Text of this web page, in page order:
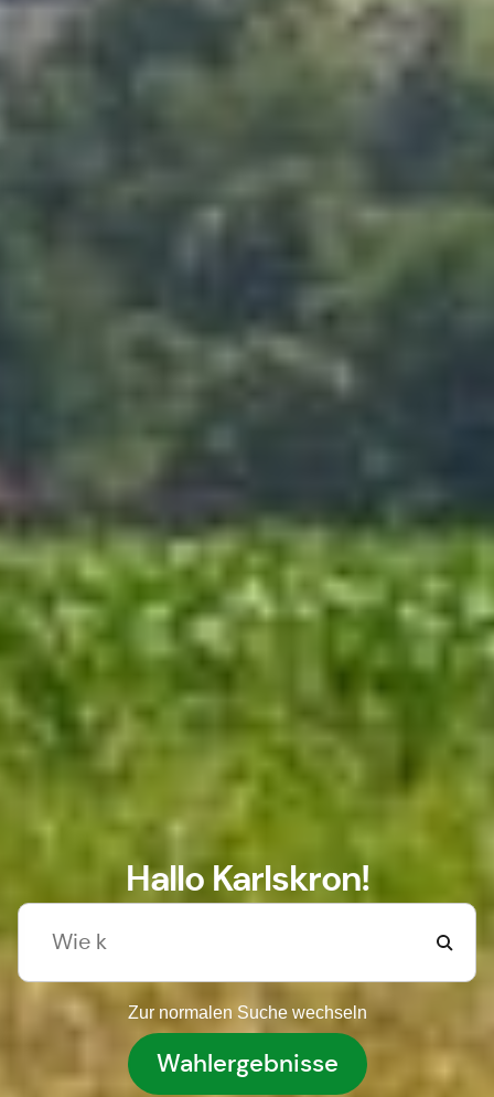
Hallo Karlskron!
Zur normalen Suche wechseln
Wahlergebnisse